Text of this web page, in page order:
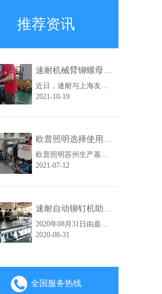
推荐资讯
速耐机械臂铆螺母枪助力上海友升提效升级
近日，速耐与上海友升铝业有限公司成功达成合作，为对方提供了速耐机械臂铆螺母枪，助力上海友升实现自动化生产。
2021-10-19
欧普照明选择使用速耐自动拉钉机
欧普照明苏州生产基地，此前一直使用的是其他品牌的铆接气动工具。在得知速耐自动拉钉机后，进行了详细的咨询，被速耐自动拉钉机“自动吸钉、一机顶三人”的特点深深吸引，于是决定采购。
2021-07-12
2020年08月31日由嘉佑佳设计的自动拉钉机顺利交付给海宁市红狮电梯装饰有限公司使用。嘉佑佳负责人范经理现场亲自指导并演示操作流程，红狮电梯吴总经理及相关负责人到现场学习，下图为交货试机现场。速耐自动拉钉机高效的应用：因其技术的大幅提升，使得人和工具在保证了绝对安全的前提下大大提高生产效益了。从而实......
2020-08-31
全国服务热线